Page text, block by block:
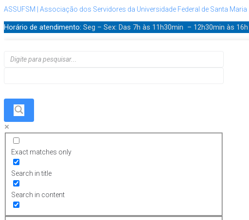
ASSUFSM | Associação dos Servidores da Universidade Federal de Santa Maria
Horário de atendimento: Seg – Sex: Das 7h às 11h30min – 12h30min às 16h
Exact matches only
Search in title
Search in content